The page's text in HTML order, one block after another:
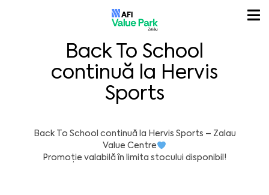
Back To School
continuă la Hervis
Sports
Back To School continuă la Hervis Sports – Zalau
Value Centre
Promoție valabilă în limita stocului disponibil!